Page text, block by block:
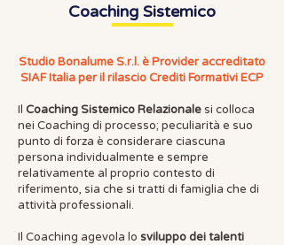
Coaching Sistemico
​Studio Bonalume S.r.l. è Provider accreditato
SIAF Italia per il rilascio Crediti Formativi ECP
Il Coaching Sistemico Relazionale si colloca
nei Coaching di processo; peculiarità e suo
punto di forza è considerare ciascuna
persona individualmente e sempre
relativamente al proprio contesto di
riferimento, sia che si tratti di famiglia che di
attività professionali.
Il Coaching agevola lo sviluppo dei talenti